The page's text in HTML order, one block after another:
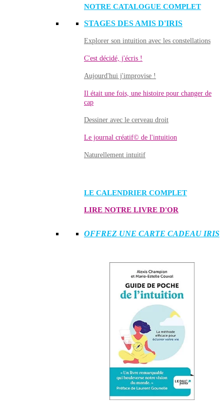
NOTRE CATALOGUE COMPLET
STAGES DES AMIS D'IRIS
Explorer son intuition avec les constellations
C'est décidé, j'écris !
Aujourd'hui j'improvise !
Il était une fois, une histoire pour changer de
cap
Dessiner avec le cerveau droit
Le journal créatif© de l'intuition
Naturellement intuitif
LE CALENDRIER COMPLET
LIRE NOTRE LIVRE D'OR
OFFREZ UNE CARTE CADEAU IRIS